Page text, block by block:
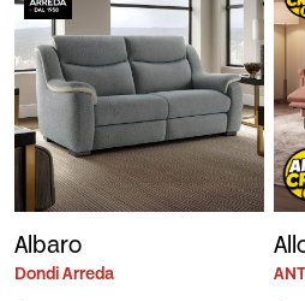
Albaro
Dondi Arreda